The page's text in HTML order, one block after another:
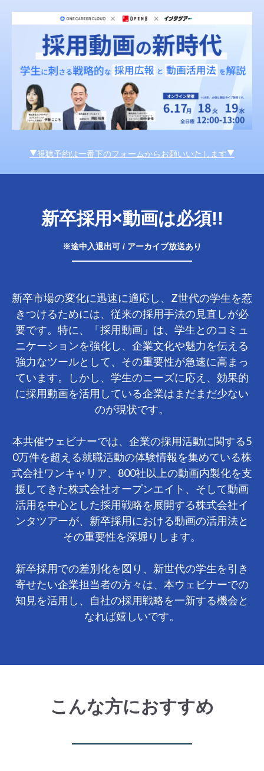
▼視聴予約は一番下のフォームからお願いいたします▼
新卒採用×動画は必須!!
※途中入退出可 / アーカイブ放送あり
新卒市場の変化に迅速に適応し、Z世代の学生を惹
きつけるためには、従来の採用手法の見直しが必
要です。特に、「採用動画」は、学生とのコミュ
ニケーションを強化し、企業文化や魅力を伝える
強力なツールとして、その重要性が急速に高まっ
ています。しかし、学生のニーズに応え、効果的
に採用動画を活用している企業はまだまだ少ない
のが現状です。
本共催ウェビナーでは、企業の採用活動に関する5
0万件を超える就職活動の体験情報を集めている株
式会社ワンキャリア、800社以上の動画内製化を支
援してきた株式会社オープンエイト、そして動画
活用を中心とした採用戦略を展開する株式会社イ
ンタツアーが、新卒採用における動画の活用法と
その重要性を深堀りします。
新卒採用での差別化を図り、新世代の学生を引き
寄せたい企業担当者の方々は、本ウェビナーでの
知見を活用し、自社の採用戦略を一新する機会と
なれば嬉しいです。
こんな方におすすめ